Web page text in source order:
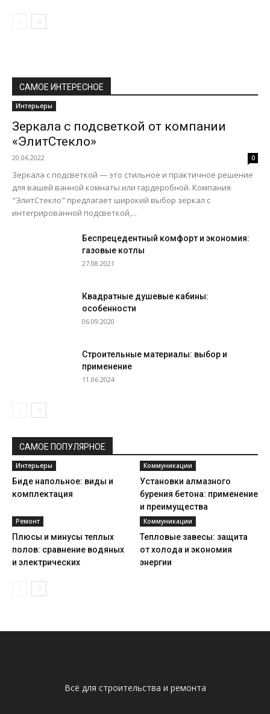
САМОЕ ИНТЕРЕСНОЕ
Интерьеры
Зеркала с подсветкой от компании
«ЭлитСтекло»
20.06.2022 0
Зеркала с подсветкой — это стильное и практичное решение
для вашей ванной комнаты или гардеробной. Компания
"ЭлитСтекло" предлагает широкий выбор зеркал с
интегрированной подсветкой,...
Беспрецедентный комфорт и экономия:
газовые котлы
27.08.2021
Квадратные душевые кабины:
особенности
06.09.2020
Строительные материалы: выбор и
применение
11.06.2024
САМОЕ ПОПУЛЯРНОЕ
Интерьеры
Биде напольное: виды и
комплектация
Коммуникации
Установки алмазного
бурения бетона: применение
и преимущества
Ремонт
Плюсы и минусы теплых
полов: сравнение водяных
и электрических
Коммуникации
Тепловые завесы: защита
от холода и экономия
энергии
Всё для строительства и ремонта